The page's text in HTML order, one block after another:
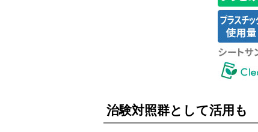
治験対照群として活用も